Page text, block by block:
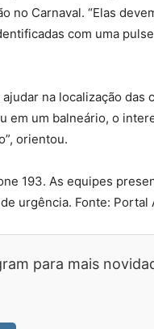
no Carnaval. “Elas
com uma
na localização das
em um balneário, o
orientou.
193. As equipes
urgência. Fonte: Portal
para mais